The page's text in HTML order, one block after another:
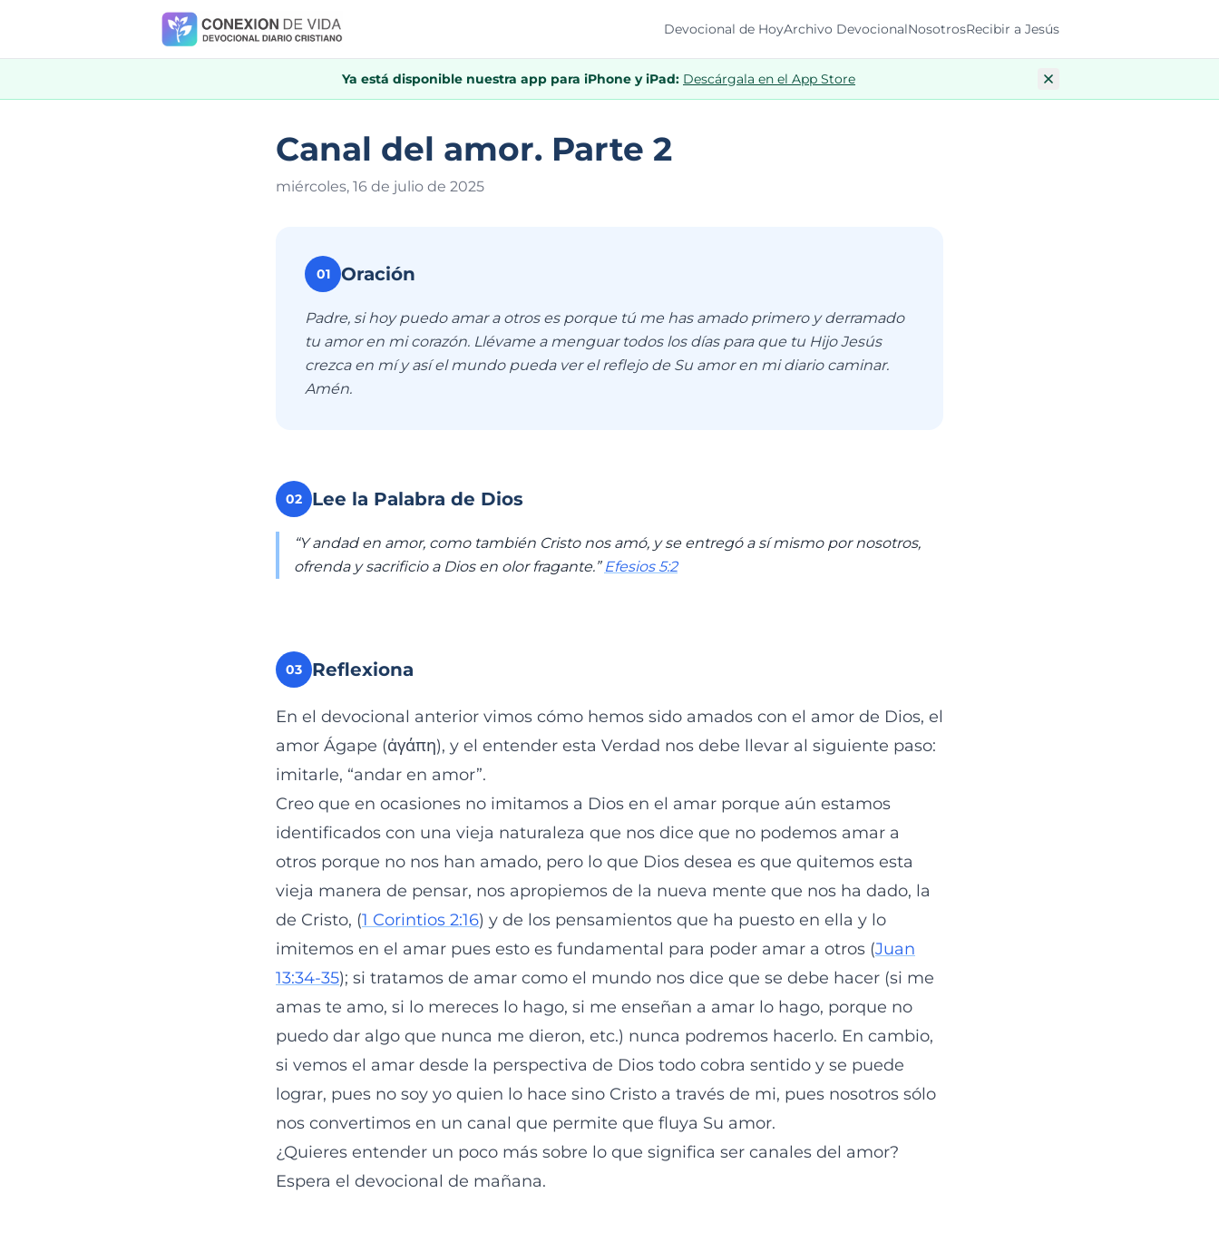
Devocional de HoyArchivo DevocionalNosotrosRecibir a Jesús
Ya está disponible nuestra app para iPhone y iPad: Descárgala en el App Store
Canal del amor. Parte 2
miércoles, 16 de julio de 2025
01 Oración
Padre, si hoy puedo amar a otros es porque tú me has amado primero y derramado
tu amor en mi corazón. Llévame a menguar todos los días para que tu Hijo Jesús
crezca en mí y así el mundo pueda ver el reflejo de Su amor en mi diario caminar.
Amén.
02 Lee la Palabra de Dios
“Y andad en amor, como también Cristo nos amó, y se entregó a sí mismo por nosotros,
ofrenda y sacrificio a Dios en olor fragante.” Efesios 5:2
03 Reflexiona
En el devocional anterior vimos cómo hemos sido amados con el amor de Dios, el
amor Ágape (ἀγάπη), y el entender esta Verdad nos debe llevar al siguiente paso:
imitarle, “andar en amor”.
Creo que en ocasiones no imitamos a Dios en el amar porque aún estamos
identificados con una vieja naturaleza que nos dice que no podemos amar a
otros porque no nos han amado, pero lo que Dios desea es que quitemos esta
vieja manera de pensar, nos apropiemos de la nueva mente que nos ha dado, la
de Cristo, (1 Corintios 2:16) y de los pensamientos que ha puesto en ella y lo
imitemos en el amar pues esto es fundamental para poder amar a otros (Juan
13:34-35); si tratamos de amar como el mundo nos dice que se debe hacer (si me
amas te amo, si lo mereces lo hago, si me enseñan a amar lo hago, porque no
puedo dar algo que nunca me dieron, etc.) nunca podremos hacerlo. En cambio,
si vemos el amar desde la perspectiva de Dios todo cobra sentido y se puede
lograr, pues no soy yo quien lo hace sino Cristo a través de mi, pues nosotros sólo
nos convertimos en un canal que permite que fluya Su amor.
¿Quieres entender un poco más sobre lo que significa ser canales del amor?
Espera el devocional de mañana.